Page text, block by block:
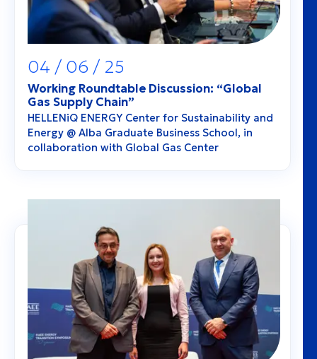
04 / 06 / 25
Working Roundtable Discussion: “Global
Gas Supply Chain”
HELLENiQ ENERGY Center for Sustainability and
Energy @ Alba Graduate Business School, in
collaboration with Global Gas Center